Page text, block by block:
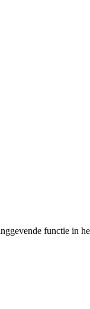
functie in